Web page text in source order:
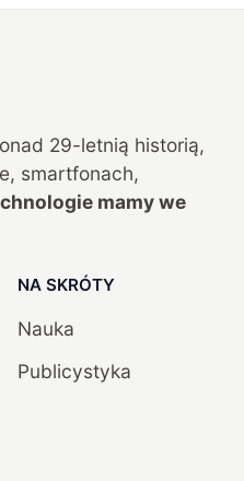
29-letnią historią,
smartfonach,
mamy we
NA SKRÓTY
Nauka
Publicystyka